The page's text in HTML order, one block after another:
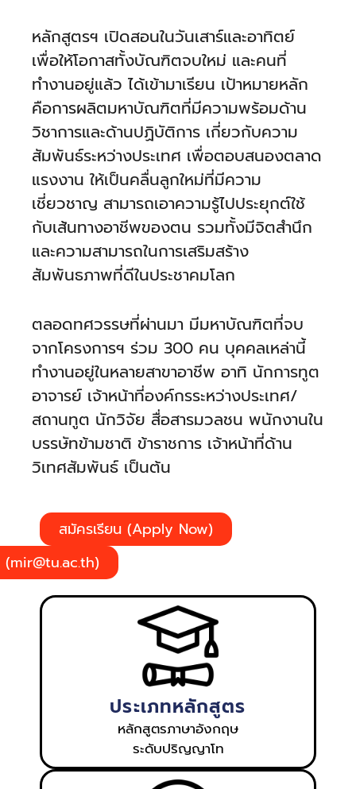
หลักสูตรฯ เปิดสอนในวันเสาร์และอาทิตย์
เพื่อให้โอกาสทั้งบัณฑิตจบใหม่ และคนที่
ทำงานอยู่แล้ว ได้เข้ามาเรียน เป้าหมายหลัก
คือการผลิตมหาบัณฑิตที่มีความพร้อมด้าน
วิชาการและด้านปฏิบัติการ เกี่ยวกับความ
สัมพันธ์ระหว่างประเทศ เพื่อตอบสนองตลาด
แรงงาน ให้เป็นคลื่นลูกใหม่ที่มีความ
เชี่ยวชาญ สามารถเอาความรู้ไปประยุกต์ใช้
กับเส้นทางอาชีพของตน รวมทั้งมีจิตสำนึก
และความสามารถในการเสริมสร้าง
สัมพันธภาพที่ดีในประชาคมโลก
ตลอดทศวรรษที่ผ่านมา มีมหาบัณฑิตที่จบ
จากโครงการฯ ร่วม 300 คน บุคคลเหล่านี้
ทำงานอยู่ในหลายสาขาอาชีพ อาทิ นักการทูต
อาจารย์ เจ้าหน้าที่องค์กรระหว่างประเทศ/
สถานทูต นักวิจัย สื่อสารมวลชน พนักงานใน
บรรษัทข้ามชาติ ข้าราชการ เจ้าหน้าที่ด้าน
วิเทศสัมพันธ์ เป็นต้น
สมัครเรียน (Apply Now)
ประเภทหลักสูตร
หลักสูตรภาษาอังกฤษ
ระดับปริญญาโท